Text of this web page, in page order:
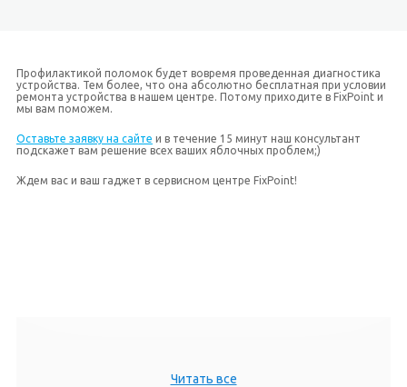
Профилактикой поломок будет вовремя проведенная диагностика
устройства. Тем более, что она абсолютно бесплатная при условии
ремонта устройства в нашем центре. Потому приходите в FixPoint и
мы вам поможем.
Оставьте заявку на сайте и в течение 15 минут наш консультант
подскажет вам решение всех ваших яблочных проблем;)
Ждем вас и ваш гаджет в сервисном центре FixPoint!
Читать все